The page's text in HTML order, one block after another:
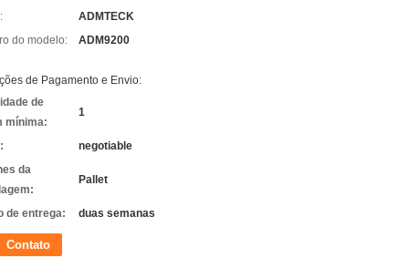
ADMTECK
do modelo:
ADM9200
de Pagamento e Envio:
de
mínima:
1
negotiable
da
Pallet
de entrega: duas semanas
Contato